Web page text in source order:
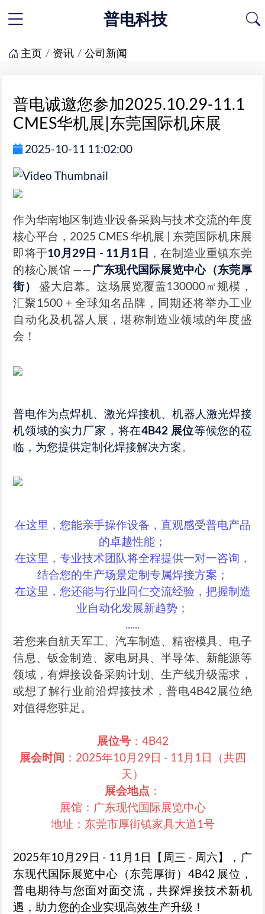
普电科技
主页 资讯 公司新闻
普电诚邀您参加2025.10.29-11.1
CMES华机展|东莞国际机床展
2025-10-11 11:02:00
作为华南地区制造业设备采购与技术交流的年度
核心平台，2025 CMES 华机展 | 东莞国际机床展
即将于10月29日 - 11月1日 ，在制造业重镇东莞
的核心展馆 —— 广东现代国际展览中心（东莞厚
街）
盛大启幕。这场展览覆盖130000㎡规模，
汇聚1500 + 全球知名品牌，同期还将举办工业
自动化及机器人展，堪称制造业领域的年度盛
会！
普电作为点焊机、激光焊接机、机器人激光焊接
机领域的实力厂家，将在4B42 展位等候您的莅
临，为您提供定制化焊接解决方案。
在这里，您能亲手操作设备，直观感受普电产品
的卓越性能；
在这里，专业技术团队将全程提供一对一咨询，
结合您的生产场景定制专属焊接方案；
在这里，您还能与行业同仁交流经验，把握制造
业自动化发展新趋势；
......
若您来自航天军工、汽车制造、精密模具、电子
信息、钣金制造、家电厨具、半导体、新能源等
领域，有焊接设备采购计划、生产线升级需求，
或想了解行业前沿焊接技术，普电4B42展位绝
对值得您驻足。
展位号：4B42
展会时间 ：2025年10月29日 - 11月1日（共四
天）
展会地点 ：
展馆：广东现代国际展览中心
地址：东莞市厚街镇家具大道1号
2025年10月29日 - 11月1日【周三 - 周六】，广
东现代国际展览中心（东莞厚街）4B42 展位，
普电期待与您面对面交流，共探焊接技术新机
遇，助力您的企业实现高效生产升级！